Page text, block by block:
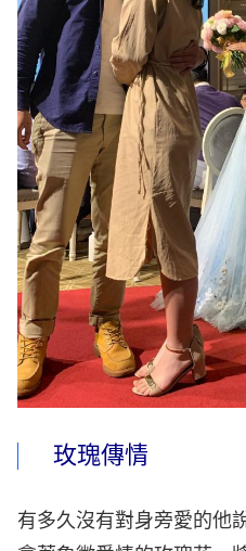
玫瑰傳情
有多久沒有對身旁愛的他